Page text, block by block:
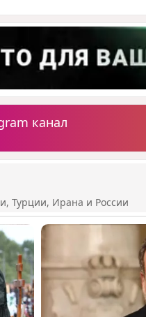
канал
Турции, Ирана и России